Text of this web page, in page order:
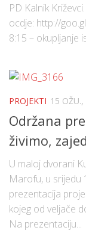
PD Kalnik
ocdje: http://
8:15 – okupljanje
PROJEKTI 15
Održana
živimo,
U maloj dvorani
Marofu, u srijedu
prezentacija
kojeg od veljače
Na prezentaciju...